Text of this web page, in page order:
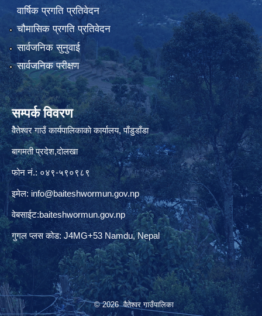
वार्षिक प्रगति प्रतिवेदन
चौमासिक प्रगति प्रतिवेदन
सार्वजनिक सुनुवाई
सार्वजनिक परीक्षण
सम्पर्क विवरण
वैेतेश्वर गाउँ कार्यपालिकाकाे कार्यालय, पाँडुडाँडा
बागमती‌ प्रदेश,दाेलखा
फोन नं.: ०४९-५९०९८९
इमेल: info@baiteshwormun.gov.np
वेबसाईट:baiteshwormun.gov.np
गुगल प्लस कोड: J4MG+53 Namdu, Nepal
© 2026 वैतेश्वर गाउँपालिका